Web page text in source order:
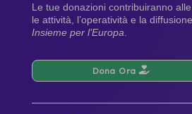
Le tue donazioni contribuiranno
le attività, l’operatività e la
Insieme per l’Europa
Dona Ora